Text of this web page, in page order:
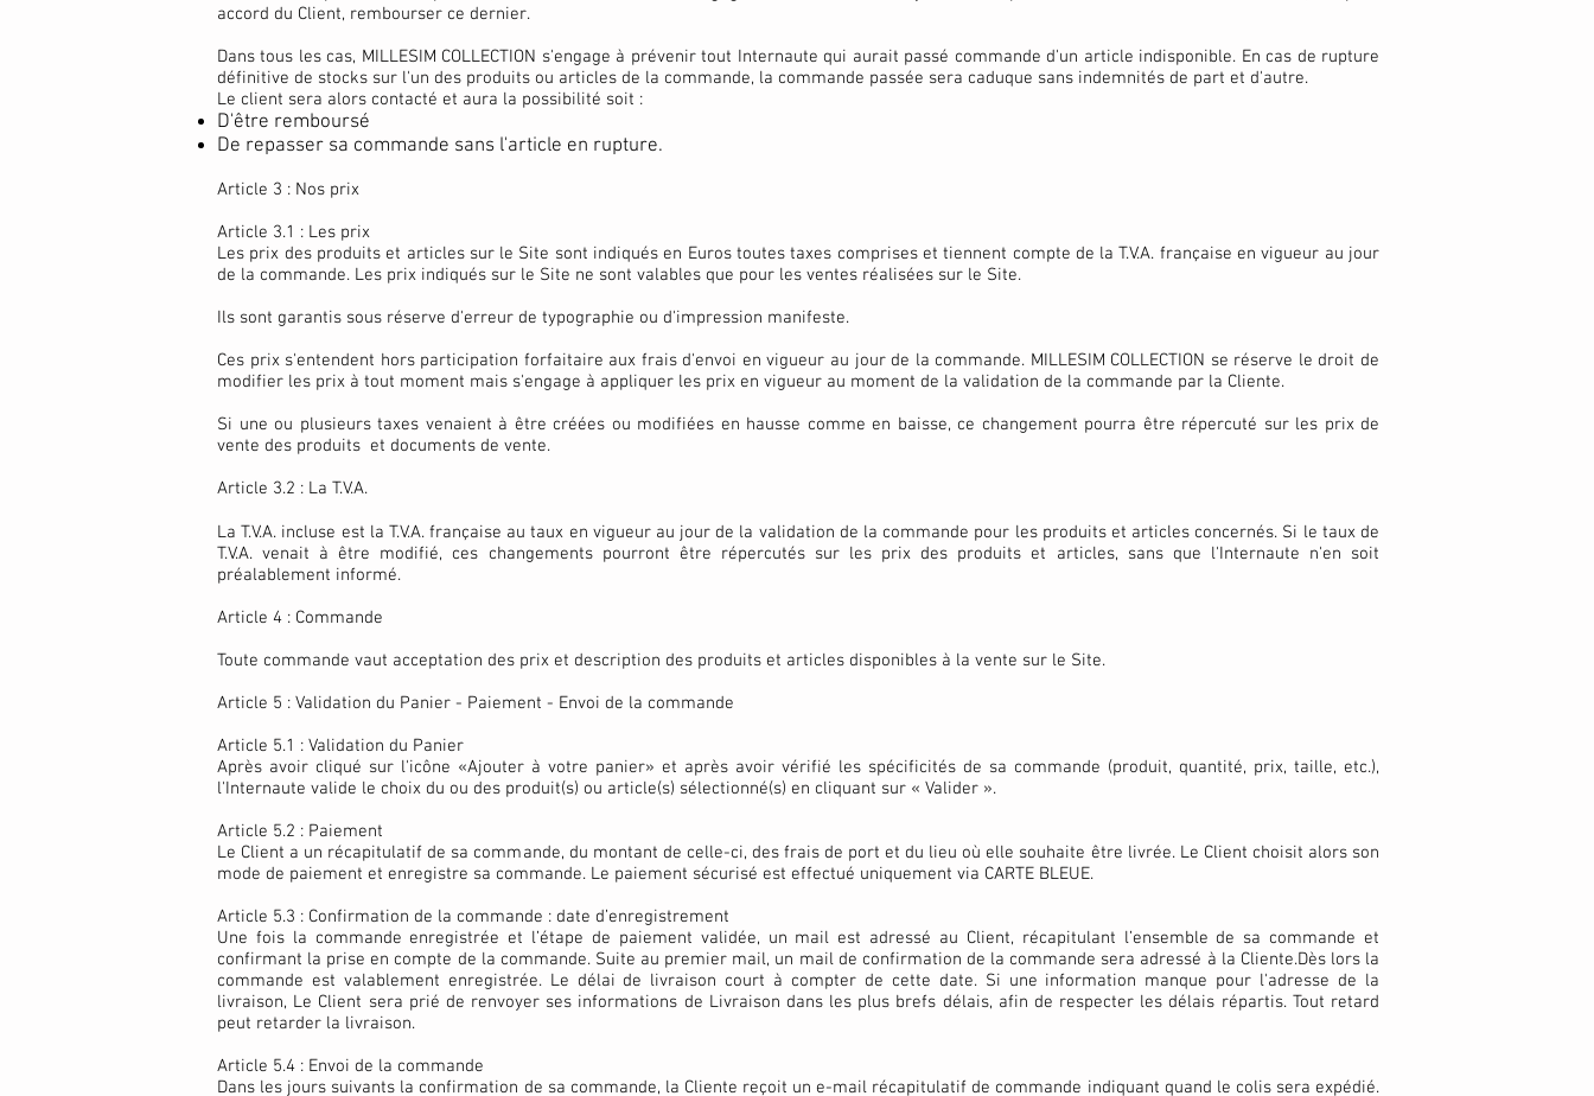
accord du Client, rembourser ce dernier.
Dans tous les cas, MILLESIM COLLECTION s'engage à prévenir tout Internaute qui aurait passé commande d'un article indisponible. En cas de rupture
définitive de stocks sur l'un des produits ou articles de la commande, la commande passée sera caduque sans indemnités de part et d'autre.
Le client sera alors contacté et aura la possibilité soit :
D'être remboursé
De repasser sa commande sans l'article en rupture.
Article 3 : Nos prix
Article 3.1 : Les prix
Les prix des produits et articles sur le Site sont indiqués en Euros toutes taxes comprises et tiennent compte de la T.V.A. française en vigueur au jour
de la commande. Les prix indiqués sur le Site ne sont valables que pour les ventes réalisées sur le Site.
Ils sont garantis sous réserve d'erreur de typographie ou d'impression manifeste.
Ces prix s'entendent hors participation forfaitaire aux frais d'envoi en vigueur au jour de la commande. MILLESIM COLLECTION se réserve le droit de
modifier les prix à tout moment mais s'engage à appliquer les prix en vigueur au moment de la validation de la commande par la Cliente.
Si une ou plusieurs taxes venaient à être créées ou modifiées en hausse comme en baisse, ce changement pourra être répercuté sur les prix de
vente des produits et documents de vente.
Article 3.2 : La T.V.A.
La T.V.A. incluse est la T.V.A. française au taux en vigueur au jour de la validation de la commande pour les produits et articles concernés. Si le taux de
T.V.A. venait à être modifié, ces changements pourront être répercutés sur les prix des produits et articles, sans que l'Internaute n'en soit
préalablement informé.
Article 4 : Commande
Toute commande vaut acceptation des prix et description des produits et articles disponibles à la vente sur le Site.
Article 5 : Validation du Panier - Paiement - Envoi de la commande
Article 5.1 : Validation du Panier
Après avoir cliqué sur l'icône «Ajouter à votre panier» et après avoir vérifié les spécificités de sa commande (produit, quantité, prix, taille, etc.),
l'Internaute valide le choix du ou des produit(s) ou article(s) sélectionné(s) en cliquant sur « Valider ».
Article 5.2 : Paiement
Le Client a un récapitulatif de sa commande, du montant de celle-ci, des frais de port et du lieu où elle souhaite être livrée. Le Client choisit alors son
mode de paiement et enregistre sa commande. Le paiement sécurisé est effectué uniquement via CARTE BLEUE.
Article 5.3 : Confirmation de la commande : date d’enregistrement
Une fois la commande enregistrée et l’étape de paiement validée, un mail est adressé au Client, récapitulant l’ensemble de sa commande et
confirmant la prise en compte de la commande. Suite au premier mail, un mail de confirmation de la commande sera adressé à la Cliente.Dès lors la
commande est valablement enregistrée. Le délai de livraison court à compter de cette date. Si une information manque pour l'adresse de la
livraison, Le Client sera prié de renvoyer ses informations de Livraison dans les plus brefs délais, afin de respecter les délais répartis. Tout retard
peut retarder la livraison.
Article 5.4 : Envoi de la commande
Dans les jours suivants la confirmation de sa commande, la Cliente reçoit un e-mail récapitulatif de commande indiquant quand le colis sera expédié.